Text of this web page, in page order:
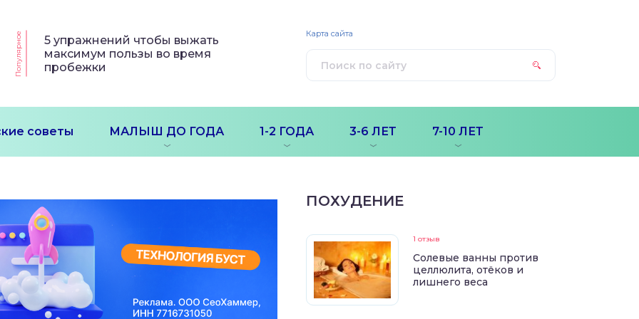
Популярное
5 упражнений чтобы выжать
максимум пользы во время
пробежки
советы МАЛЫШ ДО ГОДА 1-2 ГОДА 3-6 ЛЕТ 7-10 ЛЕТ
Карта сайта
ПОХУДЕНИЕ
1 отзыв
Солевые ванны против
целлюлита, отёков и
лишнего веса